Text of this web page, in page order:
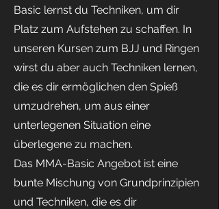
Basic lernst du Techniken, um dir
Platz zum Aufstehen zu schaffen. In
unseren Kursen zum BJJ und Ringen
wirst du aber auch Techniken lernen,
die es dir ermöglichen den Spieß
umzudrehen, um aus einer
unterlegenen Situation eine
überlegene zu machen.
Das MMA-Basic Angebot ist eine
bunte Mischung von Grundprinzipien
und Techniken, die es dir